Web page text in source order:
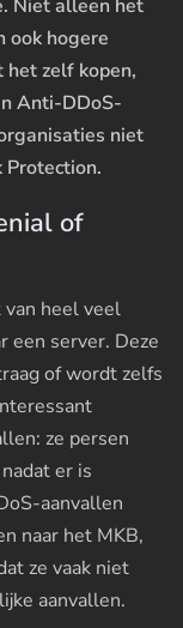
Niet alleen het
ook hogere
zelf kopen,
Anti-DDoS-
niet
of
heel veel
een server. Deze
of wordt zelfs
ze persen
er is
aanvallen
naar het MKB,
ze vaak niet
aanvallen.